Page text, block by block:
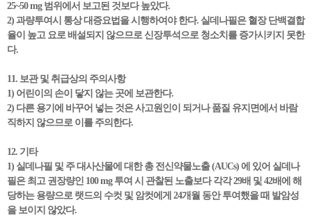
25~50 mg 범위에서 보고된 것보다 높았다.
2) 과량투여시 통상 대증요법을 시행하여야 한다. 실데나필은 혈장 단백결합
율이 높고 요로 배설되지 않으므로 신장투석으로 청소치를 증가시키지 못한
다.
11. 보관 및 취급상의 주의사항
1) 어린이의 손이 닿지 않는 곳에 보관한다.
2) 다른 용기에 바꾸어 넣는 것은 사고원인이 되거나 품질 유지면에서 바람
직하지 않으므로 이를 주의한다.
12. 기타
1) 실데나필 및 주 대사산물에 대한 총 전신약물노출 (AUCs) 에 있어 실데나
필은 최고 권장량인 100 mg 투여 시 관찰된 노출보다 각각 29배 및 42배에 해
당하는 용량으로 랫드의 수컷 및 암컷에게 24개월 동안 투여했을 때 발암성
을 보이지 않았다.